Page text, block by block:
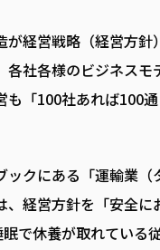
が経営戦略（経営方針
各社各様のビジネスモ
も「100社あれば100
ックにある「運輸業（
、経営方針を「安全に
で休養が取れている